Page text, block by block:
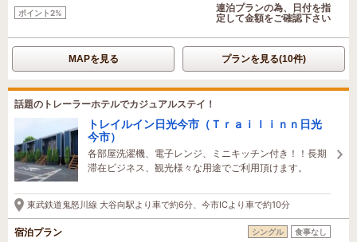
ポイント2%
連泊プランの為、日付を指
定して金額をご確認下さい
MAPを見る プランを見る(10件)
話題のトレーラーホテルでカジュアルステイ！
トレイルイン日光今市（Ｔｒａｉｌｉｎｎ日光
今市）
各部屋洗濯機、電子レンジ、ミニキッチン付き！！長期
滞在ビジネス、観光様々な用途でご利用頂けます。
東武鉄道鬼怒川線 大谷向駅より車で約6分、今市ICより車で約10分
宿泊プラン シングル 食事なし